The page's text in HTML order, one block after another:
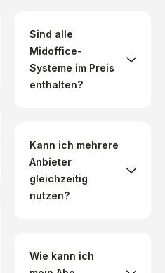
Sind alle
Midoffice-
Systeme im Preis
enthalten?
Kann ich mehrere
Anbieter
gleichzeitig
nutzen?
Wie kann ich